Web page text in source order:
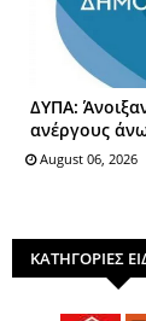
ΔΥΠΑ:
ανέργους
August 06, 2026
ΚΑΤΗΓΟΡΙΕΣ